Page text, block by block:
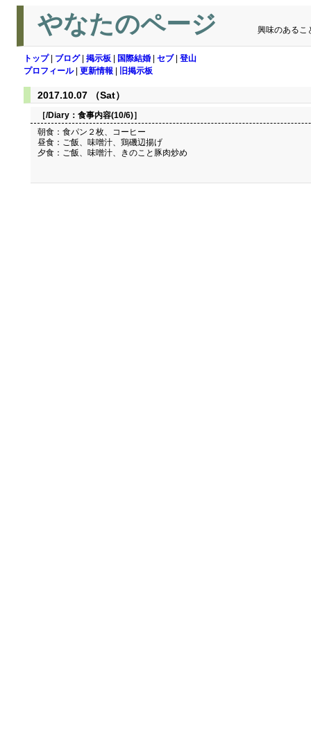
やなたのページ 興味のあるこ
トップ| ブログ| 掲示板 国際結婚 セブ| 登山
プロフィール| 更新情報 旧掲示板
2017.10.07 （Sat）
［/Diary： 食事内容(10/6)］
朝食：食パン２枚、コーヒー
昼食：ご飯、味噌汁、鶏磯辺揚げ
夕食：ご飯、味噌汁、きのこと豚肉炒め